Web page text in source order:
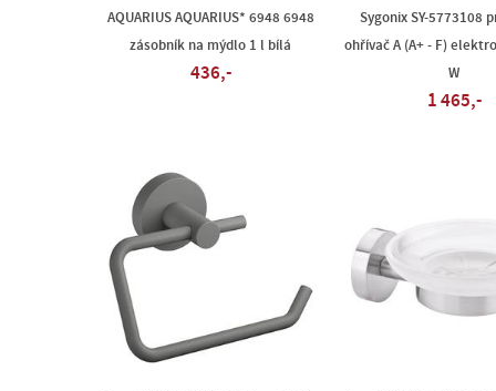
AQUARIUS AQUARIUS* 6948 6948
zásobník na mýdlo 1 l bílá
436,-
Sygonix SY-5773108
ohřívač A (A+ - F)
W
1 465,-